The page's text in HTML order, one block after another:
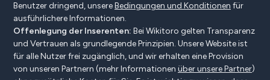
Benutzer dringend, unsereBedingungen und Konditionen für
ausführlichere Informationen.
Offenlegung der Inserenten: Bei Wikitoro gelten Transparenz
und Vertrauen als grundlegende Prinzipien. Unsere Website ist
für alle Nutzer frei zugänglich, und wir erhalten eine Provision
von unseren Partnern (mehr Informationen über unsere Partner)